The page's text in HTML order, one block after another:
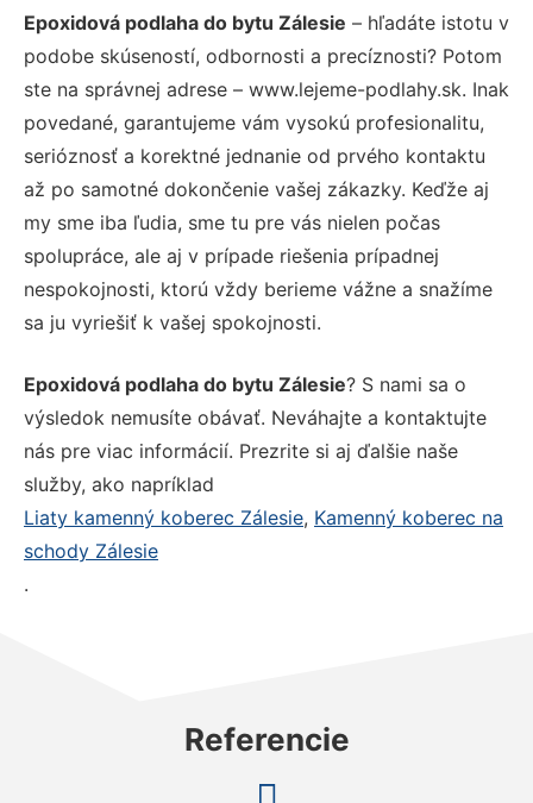
Epoxidová podlaha do bytu Zálesie – hľadáte istotu v
podobe skúseností, odbornosti a precíznosti? Potom
ste na správnej adrese – www.lejeme-podlahy.sk. Inak
povedané, garantujeme vám vysokú profesionalitu,
serióznosť a korektné jednanie od prvého kontaktu
až po samotné dokončenie vašej zákazky. Keďže aj
my sme iba ľudia, sme tu pre vás nielen počas
spolupráce, ale aj v prípade riešenia prípadnej
nespokojnosti, ktorú vždy berieme vážne a snažíme
sa ju vyriešiť k vašej spokojnosti.
Epoxidová podlaha do bytu Zálesie? S nami sa o
výsledok nemusíte obávať. Neváhajte a kontaktujte
nás pre viac informácií. Prezrite si aj ďalšie naše
služby, ako napríklad
Liaty kamenný koberec Zálesie, Kamenný koberec na
schody Zálesie
.
Referencie